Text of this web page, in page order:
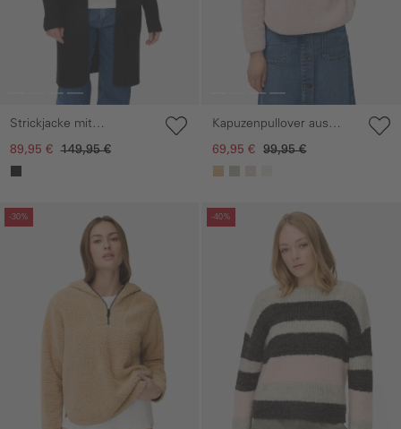
Strickjacke mit
aufgesetzten Taschen
89,95 € 149,95 €
Kapuzenpullover aus
Teddyfleece
69,95 € 99,95 €
-30%
überspringen
-40%
Galerie überspringen